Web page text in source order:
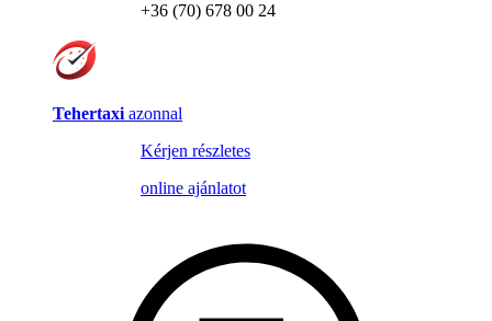
+36 (70) 678 00 24
Tehertaxi azonnal
Kérjen részletes
online ajánlatot